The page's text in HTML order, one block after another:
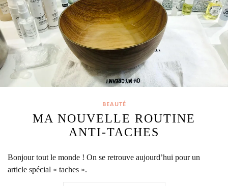
BEAUTÉ
MA NOUVELLE ROUTINE
ANTI-TACHES
Bonjour tout le monde ! On se retrouve aujourd’hui pour un
article spécial « taches ».